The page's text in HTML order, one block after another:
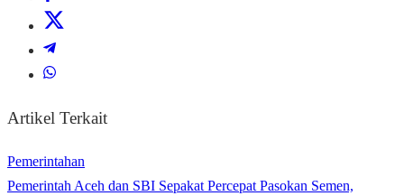
Artikel Terkait
Pemerintahan
Pemerintah Aceh dan SBI Sepakat Percepat Pasokan Semen,